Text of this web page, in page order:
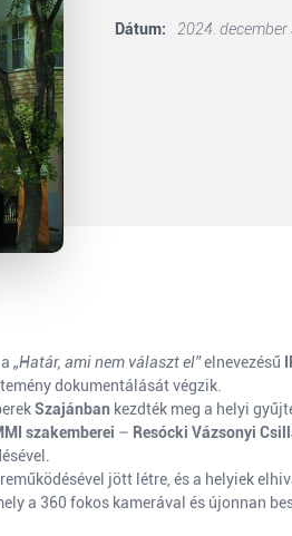
Dátum: 2024. december
„Határ, ami nem választ el”elnevezésű
dokumentálását végzik.
Szajánban kezdték meg a helyi
szakemberei – Resócki Vázsonyi
jött létre, és a helyiek
a 360 fokos kamerával és újonnan